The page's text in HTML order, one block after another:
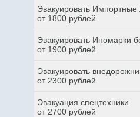
Эвакуировать Импортные
от 1800 рублей
Эвакуировать Иномарки
от 1900 рублей
Эвакуировать
от 2300 рублей
Эвакуация спецтехники
от 2700 рублей